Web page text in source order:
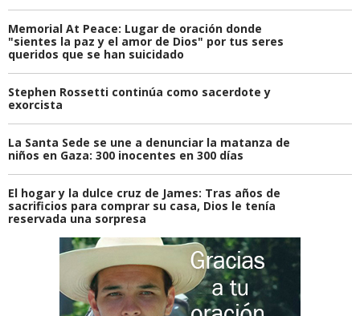
Memorial At Peace: Lugar de oración donde
"sientes la paz y el amor de Dios" por tus seres
queridos que se han suicidado
Stephen Rossetti continúa como sacerdote y
exorcista
La Santa Sede se une a denunciar la matanza de
niños en Gaza: 300 inocentes en 300 días
El hogar y la dulce cruz de James: Tras años de
sacrificios para comprar su casa, Dios le tenía
reservada una sorpresa